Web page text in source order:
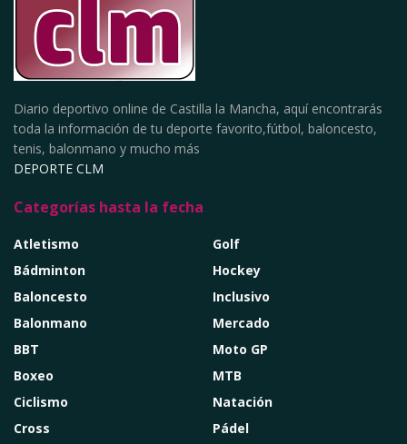
Diario deportivo online de Castilla la Mancha, aquí encontrarás
toda la información de tu deporte favorito,fútbol, baloncesto,
tenis, balonmano y mucho más
DEPORTE CLM
Categorías hasta la fecha
Atletismo
Bádminton
Baloncesto
Balonmano
BBT
Boxeo
Ciclismo
Cross
Golf
Hockey
Inclusivo
Mercado
Moto GP
MTB
Natación
Pádel